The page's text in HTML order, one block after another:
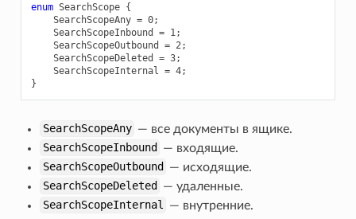
enum SearchScope {
SearchScopeAny = 0;
SearchScopeInbound
= 1;
SearchScopeOutbound
= 2;
SearchScopeDeleted
= 3;
SearchScopeInternal = 4;
}
SearchScopeAny — все документы в ящике.
SearchScopeInbound
— входящие.
SearchScopeOutbound
— исходящие.
SearchScopeDeleted
— удаленные.
SearchScopeInternal — внутренние.